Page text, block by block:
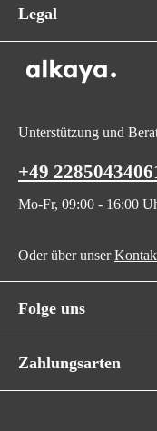
Legal
Unterstützung und
+49
Mo-Fr, 09:00 - 16:00
Oder über unser
Folge uns
Zahlungsarten